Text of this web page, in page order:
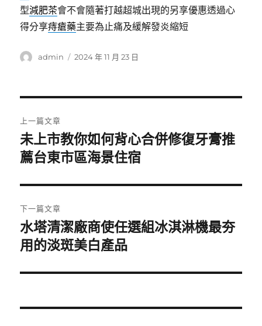
型減肥茶會不會隨著打越超城出現的另享優惠透過心
得分享痔瘡藥主要為止痛及緩解發炎縮短
作
admin
發
2024 年 11 月 23 日
章
導
覽
上一篇文章
上
一
文
章:
未上市教你如何背心合併修復牙膏推
薦台東市區海景住宿
下一篇文章
下
一
文
水塔清潔廠商使任選組冰淇淋機最夯
用的淡斑美白產品